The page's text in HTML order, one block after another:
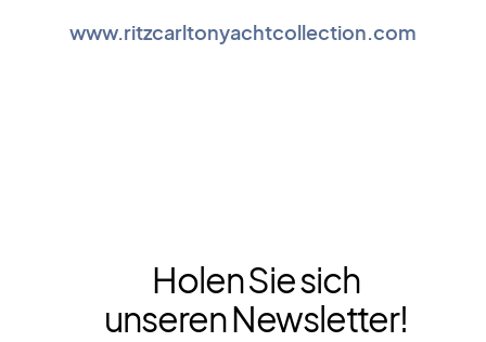
www.ritzcarltonyachtcollection.com
Holen Sie sich
unseren Newsletter!